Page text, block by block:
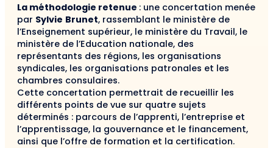
La méthodologie retenue : une concertation menée
par Sylvie Brunet, rassemblant le ministère de
l’Enseignement supérieur, le ministère du Travail, le
ministère de l’Education nationale, des
représentants des régions, les organisations
syndicales, les organisations patronales et les
chambres consulaires.
Cette concertation permettrait de recueillir les
différents points de vue sur quatre sujets
déterminés : parcours de l’apprenti, l’entreprise et
l’apprentissage, la gouvernance et le financement,
ainsi que l’offre de formation et la certification.